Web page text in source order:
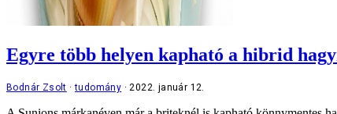
Egyre több helyen kapható a hibrid
Bodnár Zsolt tudomány 2022. január 12.